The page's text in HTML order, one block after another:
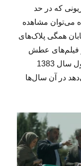
که در حد
تا 1383 تولید شده می‌توان مشاهده
همگی پلاک‌های
فیلم‌های عطش
محصول سال 1382 و «مجردها» محصول سال 1383
در آن سال‌ها